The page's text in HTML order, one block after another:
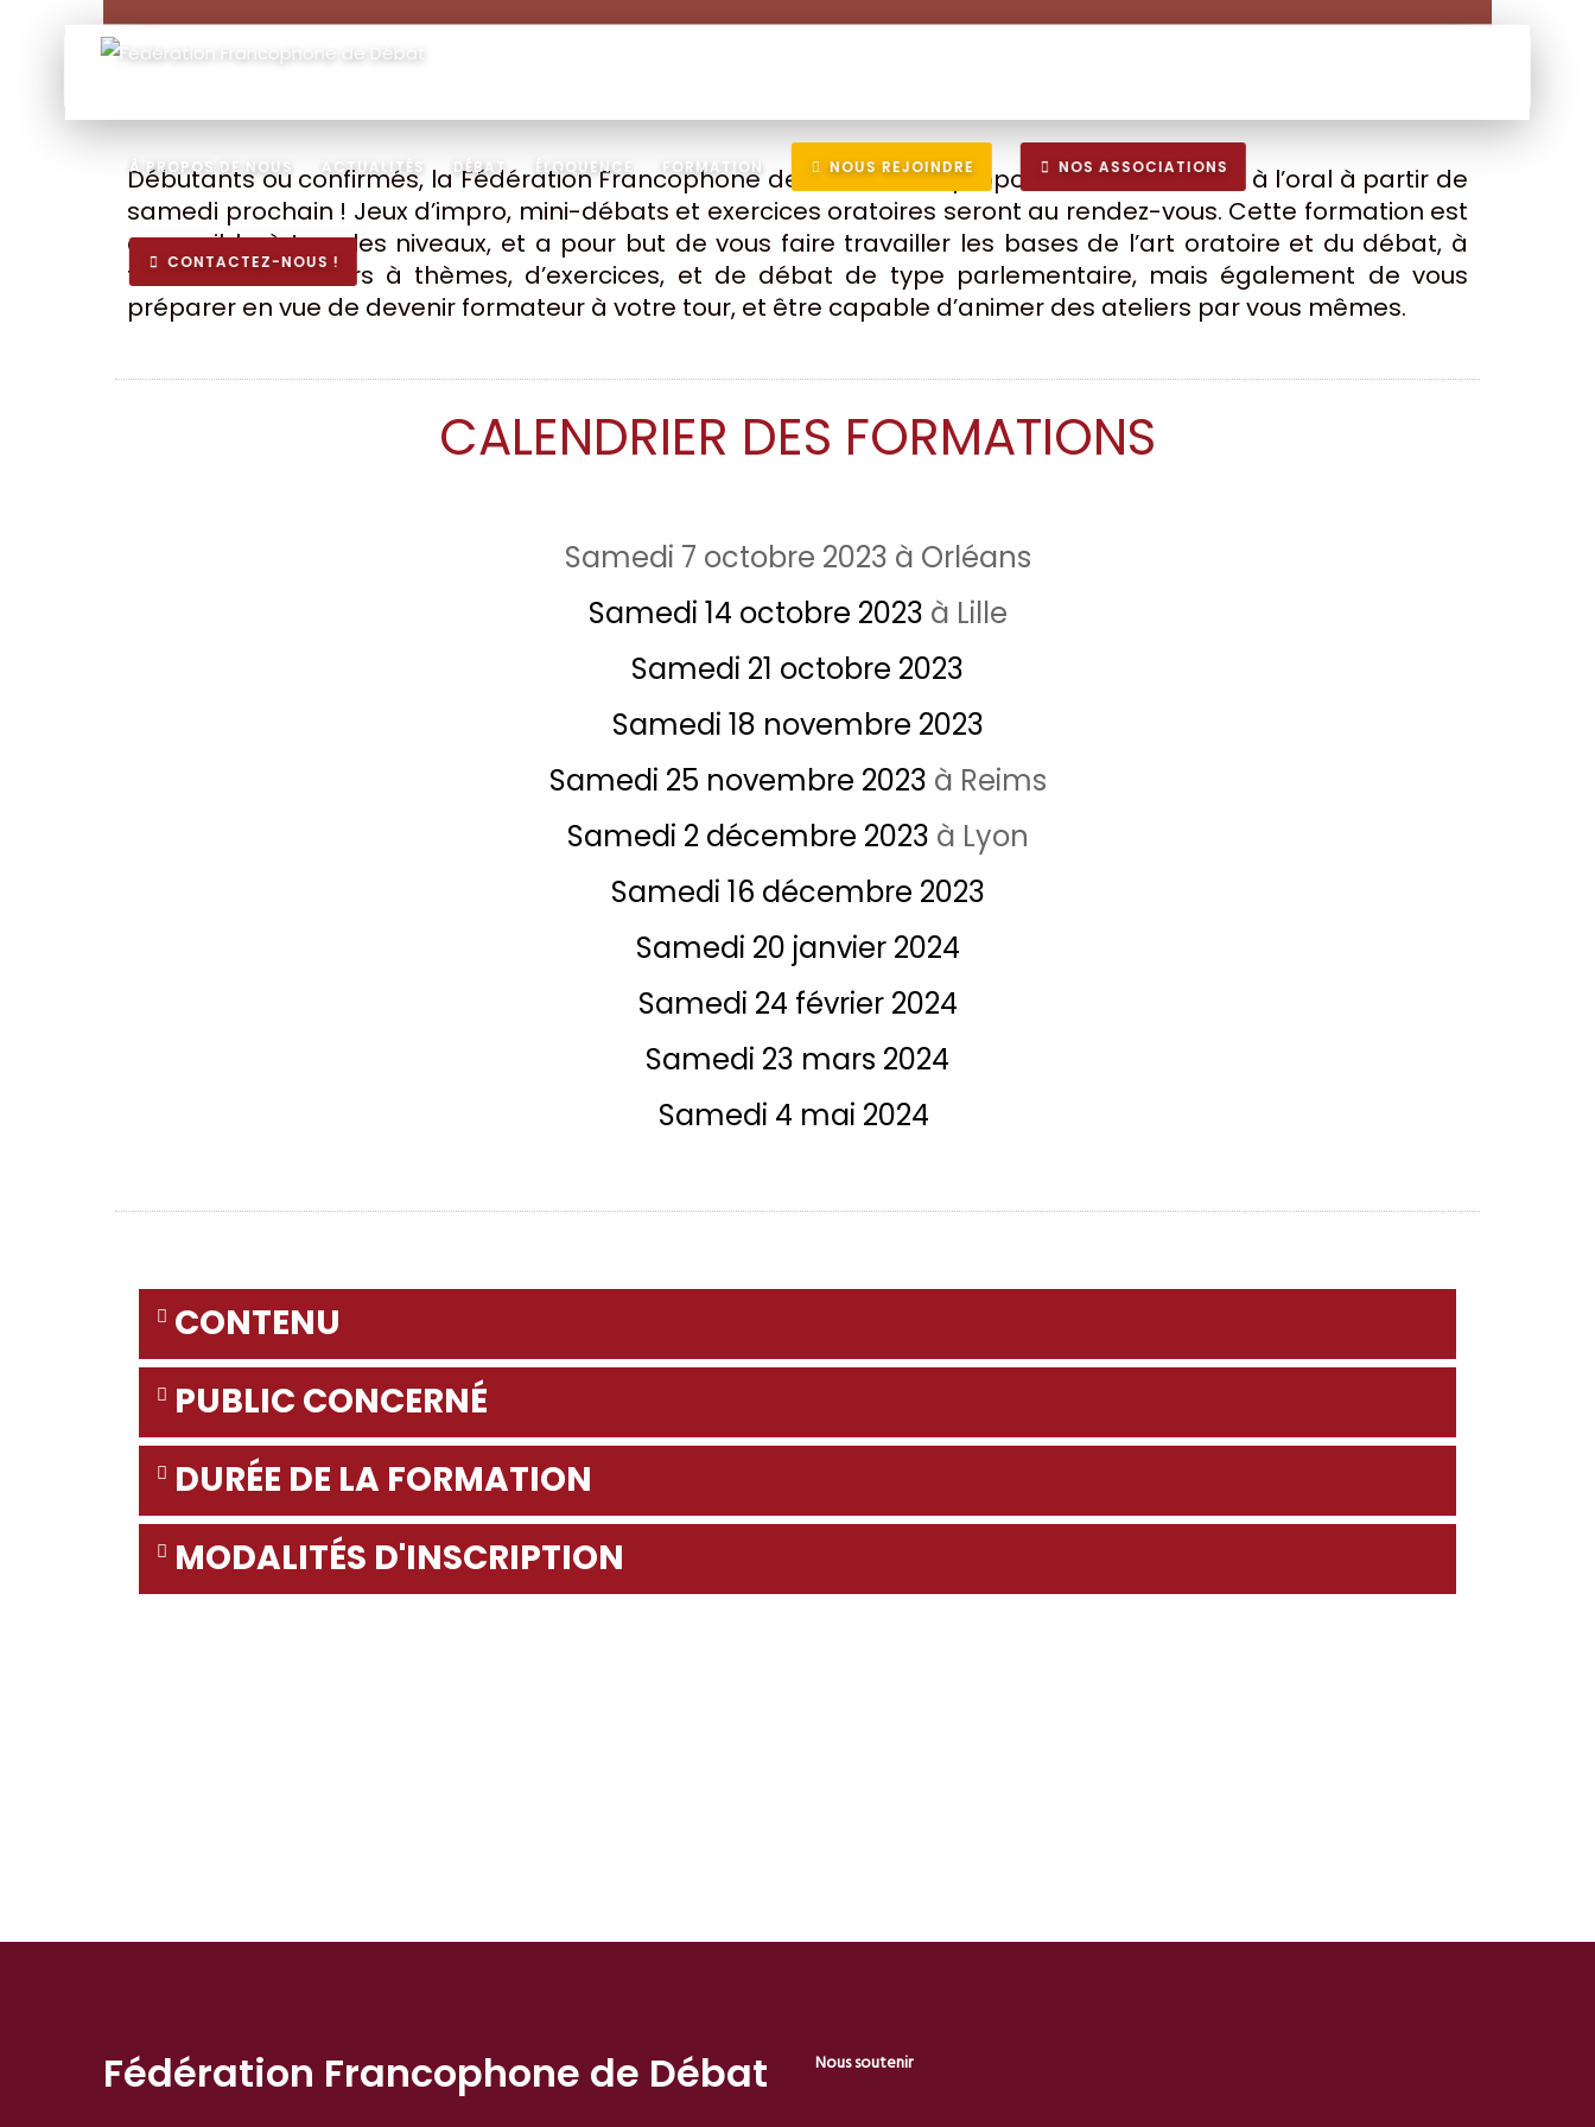
À PROPOS DE NOUS ACTUALITÉS DÉBAT ÉLOQUENCE FORMATION NOUS REJOINDRE NOS ASSOCIATIONS
CONTACTEZ-NOUS !
Débutants ou confirmés, la Fédération Francophone de Débat vous propose des formations à l’oral à partir de
samedi prochain ! Jeux d’impro, mini-débats et exercices oratoires seront au rendez-vous. Cette formation est
accessible à tous les niveaux, et a pour but de vous faire travailler les bases de l’art oratoire et du débat, à
travers des ateliers à thèmes, d’exercices, et de débat de type parlementaire, mais également de vous
préparer en vue de devenir formateur à votre tour, et être capable d’animer des ateliers par vous mêmes.
CALENDRIER DES FORMATIONS
Samedi 7 octobre 2023 à Orléans
Samedi 14 octobre 2023 à Lille
Samedi 21 octobre 2023
Samedi 18 novembre 2023
Samedi 25 novembre 2023 à Reims
Samedi 2 décembre 2023 à Lyon
Samedi 16 décembre 2023
Samedi 20 janvier 2024
Samedi 24 février 2024
Samedi 23 mars 2024
Samedi 4 mai 2024
CONTENU
PUBLIC CONCERNÉ
DURÉE DE LA FORMATION
MODALITÉS D'INSCRIPTION
Fédération Francophone de Débat Nous soutenir